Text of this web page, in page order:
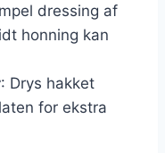
dressing af
honning kan
: Drys hakket
for ekstra